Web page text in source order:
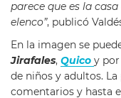
parece que es la
elenco”, publicó
En la imagen se
Jirafales, Quico y por
de niños y adultos.
comentarios y hasta